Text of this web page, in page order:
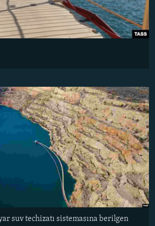
suv techizatı sistemasına berilgen